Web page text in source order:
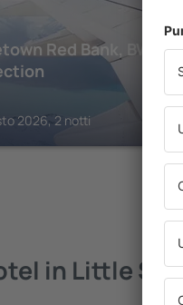
Red Bank, BW
2026, 2 notti
in Little